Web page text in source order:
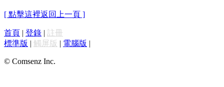
[ 點擊這裡返回上一頁 ]
首頁 | 登錄 | 註冊
標準版 | 觸屏版 | 電腦版 |
© Comsenz Inc.